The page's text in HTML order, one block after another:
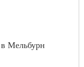
в Мельбурн